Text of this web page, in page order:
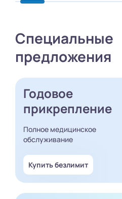
Специальные
предложения
Годовое
прикрепление
Полное медицинское
обслуживание
Купить безлимит